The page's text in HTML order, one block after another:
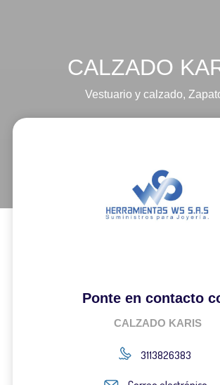
CALZADO
Vestuario y calzado,
Ponte en contacto
CALZADO KARIS
3113826383